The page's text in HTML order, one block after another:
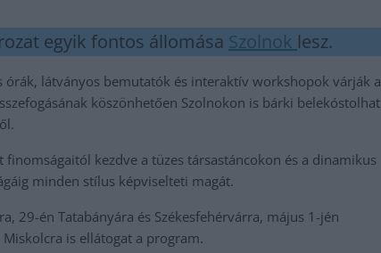
egyik fontos állomása Szolnok lesz.
órák, látványos bemutatók és interaktív workshopok várják a
köszönhetően Szolnokon is bárki belekóstolhat
kezdve a tüzes társastáncokon és a dinamikus
minden stílus képviselteti magát.
29-én Tatabányára és Székesfehérvárra, május 1-jén
is ellátogat a program.